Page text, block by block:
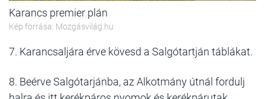
Karancs premier plán
Kép forrása: Mozgásvilág.hu
7. Karancsaljára érve kövesd a Salgótartján táblákat.
8. Beérve Salgótarjánba, az Alkotmány útnál fordulj